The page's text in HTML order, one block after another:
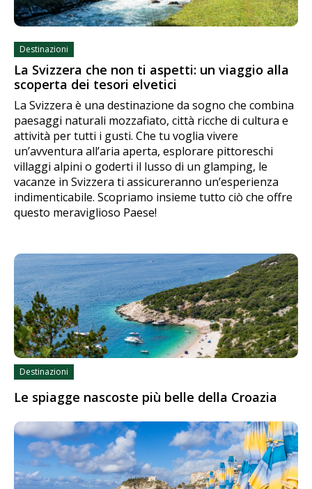
Destinazioni
La Svizzera che non ti aspetti: un viaggio alla
scoperta dei tesori elvetici
La Svizzera è una destinazione da sogno che combina
paesaggi naturali mozzafiato, città ricche di cultura e
attività per tutti i gusti. Che tu voglia vivere
un’avventura all’aria aperta, esplorare pittoreschi
villaggi alpini o goderti il lusso di un glamping, le
vacanze in Svizzera ti assicureranno un’esperienza
indimenticabile. Scopriamo insieme tutto ciò che offre
questo meraviglioso Paese!
Destinazioni
Le spiagge nascoste più belle della Croazia